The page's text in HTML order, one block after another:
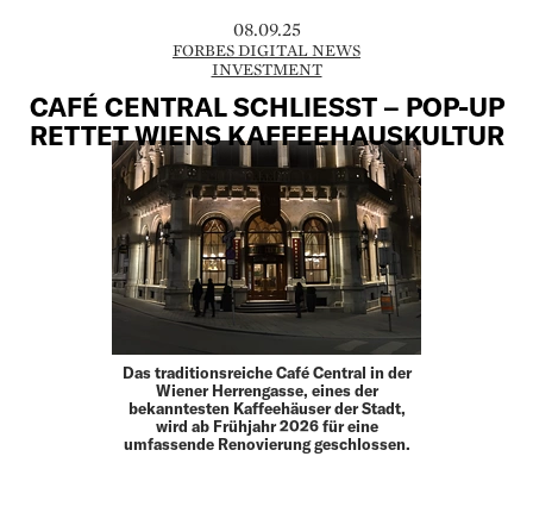
08.09.25
FORBES DIGITAL NEWS
INVESTMENT
CAFÉ CENTRAL SCHLIESST – POP-UP R
ETTET WIENS KAFFEEHAUSKULTUR
Das traditionsreiche Café Central in der
Wiener Herrengasse, eines der
bekanntesten Kaffeehäuser der Stadt,
wird ab Frühjahr 2026 für eine
umfassende Renovierung geschlossen.